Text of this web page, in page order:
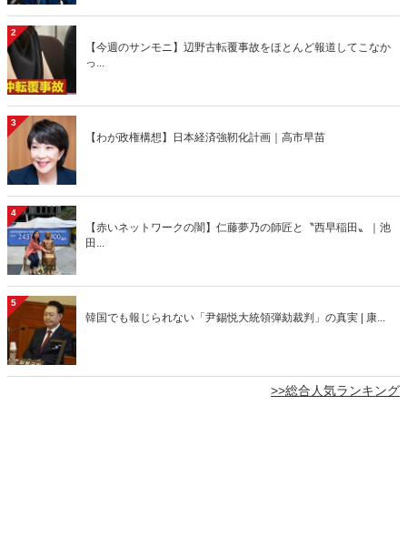
2
【今週のサンモニ】辺野古転覆事故をほとんど報道してこなか
っ...
3
【わが政権構想】日本経済強靭化計画｜高市早苗
4
【赤いネットワークの闇】仁藤夢乃の師匠と〝西早稲田〟｜池
田...
5
韓国でも報じられない「尹錫悦大統領弾劾裁判」の真実 | 康...
>>総合人気ランキング